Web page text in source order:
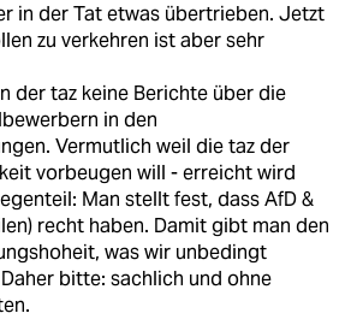
in der Tat etwas übertrieben. Jetzt
zu verkehren ist aber sehr
der taz keine Berichte über die
in den
Vermutlich weil die taz der
vorbeugen will - erreicht wird
Man stellt fest, dass AfD &
recht haben. Damit gibt man den
was wir unbedingt
bitte: sachlich und ohne